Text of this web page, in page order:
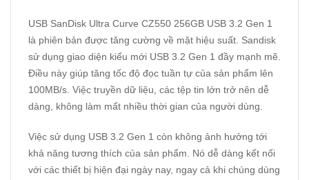
USB SanDisk Ultra Curve CZ550 256GB USB 3.2 Gen 1
là phiên bản được tăng cường về mặt hiệu suất. Sandisk
sử dụng giao diện kiểu mới USB 3.2 Gen 1 đầy mạnh mẽ.
Điều này giúp tăng tốc độ đọc tuần tự của sản phẩm lên
100MB/s. Việc truyền dữ liệu, các tệp tin lớn trở nên dễ
dàng, không làm mất nhiều thời gian của người dùng.
Việc sử dụng USB 3.2 Gen 1 còn không ảnh hưởng tới
khả năng tương thích của sản phẩm. Nó dễ dàng kết nối
với các thiết bị hiện đại ngày nay, ngay cả khi chúng dùng